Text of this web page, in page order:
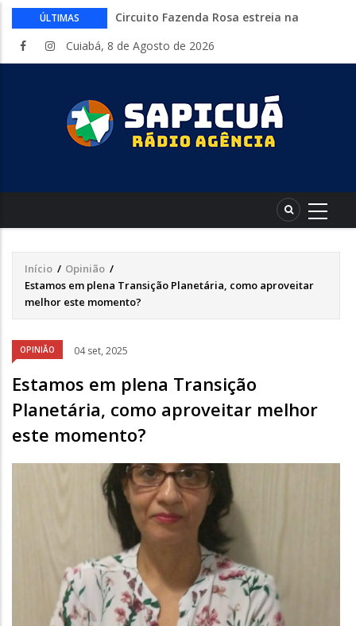
ÚLTIMAS
Circuito Fazenda Rosa estreia na
atividades do agronegócio
sexta-feira
Começa nesta sexta-feira em Cuiabá o
Mato Grosso AgroFestival, com rodeio e
crimes digitais contra menores
CAIXA e iFood facilitam financiamento
entregadores
Cuiabá, 8 de Agosto de 2026
Trilha
de
Início / Opinião /
Estamos em plena Transição Planetária, como aproveitar
melhor este momento?
OPINIÃO 04 set, 2025
Estamos em plena Transição
Planetária, como aproveitar melhor
este momento?